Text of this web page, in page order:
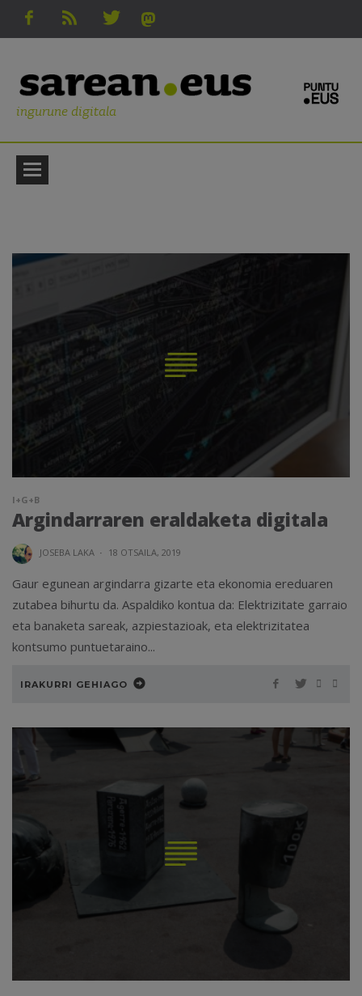
ingurune digitala
I+G+B
Argindarraren eraldaketa digitala
JOSEBA LAKA · 18 OTSAILA, 2019
Gaur egunean argindarra gizarte eta ekonomia ereduaren
zutabea bihurtu da. Aspaldiko kontua da: Elektrizitate garraio
eta banaketa sareak, azpiestazioak, eta elektrizitatea
kontsumo puntuetaraino...
IRAKURRI GEHIAGO